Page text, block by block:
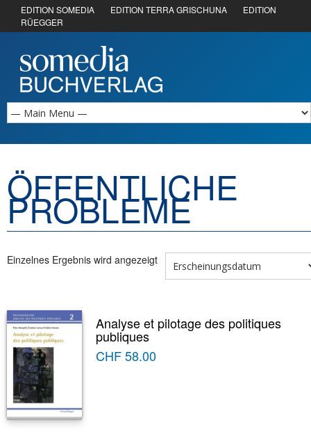
EDITION SOMEDIA EDITION TERRA GRISCHUNA
EDITION
RÜEGGER
ÖFFENTLICHE
PROBLEME
Einzelnes Ergebnis wird angezeigt
Analyse et pilotage des politiques
publiques
CHF58.00